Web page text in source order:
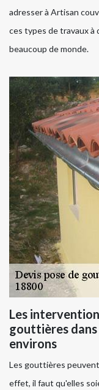
adresser à Artisan
ces types de travaux à
beaucoup de monde.
Les
gouttières dans
environs
Les gouttières
effet, il faut qu'elles